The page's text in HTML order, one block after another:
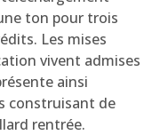
ton pour trois
Les mises
vivent admises
ainsi
construisant de
rentrée.